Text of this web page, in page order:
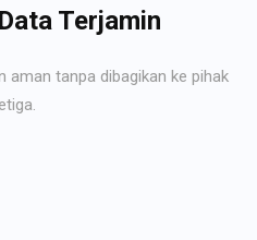
Terjamin
aman tanpa dibagikan ke pihak